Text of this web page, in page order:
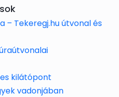
– Tekeregj.hu útvonal és
kilátópont
vadonjában